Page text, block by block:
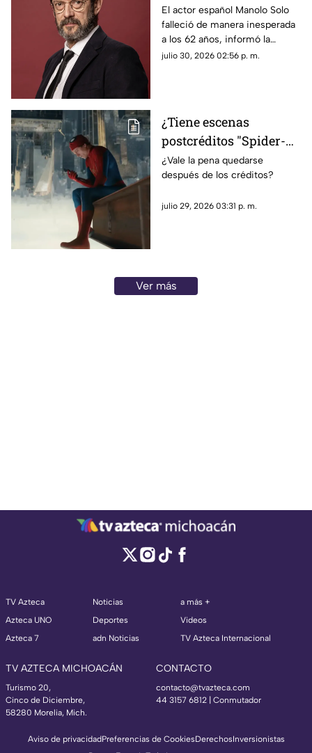
fauno, a los 62 años
El actor español Manolo Solo
falleció de manera inesperada
a los 62 años, informó la
Academia de las Artes y las
contemporáneo.
julio 30, 2026 02:56 p. m.
¿Tiene escenas
postcréditos "Spider-
Man: Brand New Day"?
Esto debes saber antes
¿Vale la pena quedarse
después de los créditos?
julio 29, 2026 03:31 p. m.
Ver más
TV Azteca
Azteca UNO
Azteca 7
Noticias
Deportes
adn Noticias
a más +
Videos
TV Azteca Internacional
TV AZTECA MICHOACÁN
Turismo 20,
Cinco de Diciembre,
58280 Morelia, Mich.
CONTACTO
contacto@tvazteca.com
44 3157 6812 | Conmutador
Aviso de privacidadPreferencias de CookiesDerechosInversionistas